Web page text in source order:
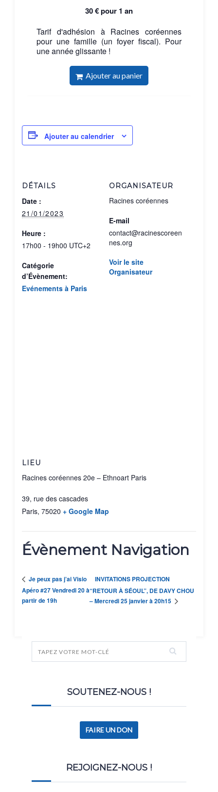
30€pour 1 an
Tarif d'adhésion à Racines coréennes
pour une famille (un foyer fiscal). Pour
une année glissante !
Ajouter au panier
Ajouter au calendrier
DÉTAILS
Date :
21/01/2023
Heure :
17h00 - 19h00 UTC+2
Catégorie
d’Évènement:
Evénements à Paris
ORGANISATEUR
Racines coréennes
E-mail
contact@racinescoreen
nes.org
Voir le site
Organisateur
LIEU
Racines coréennes 20e – Ethnoart Paris
39, rue des cascades
Paris, 75020 + Google Map
Évènement Navigation
Je peux pas j’ai Visio
Apéro #27 Vendredi 20 à
partir de 19h
INVITATIONS PROJECTION
“RETOUR À SÉOUL”, DE DAVY CHOU
– Mercredi 25 janvier à 20h15
SOUTENEZ-NOUS !
FAIRE UN DON
REJOIGNEZ-NOUS !